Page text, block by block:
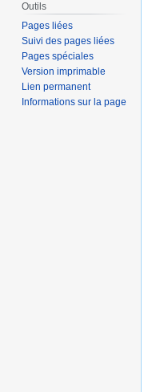
Outils
Pages liées
Suivi des pages liées
Pages spéciales
Version imprimable
Lien permanent
Informations sur la page